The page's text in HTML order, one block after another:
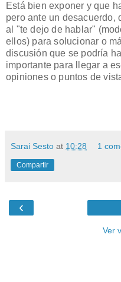
Está bien exponer y que
pero ante un desacuerdo,
al "te dejo de hablar"
ellos) para solucionar o
discusión que se podría
importante para llegar a
opiniones o puntos de
Sarai Sesto at 10:28 1
Compartir
‹
Ver